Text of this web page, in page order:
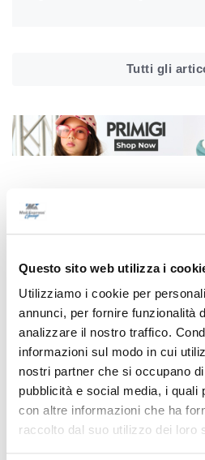
Questo sito web utilizza i
Utilizziamo i cookie per
annunci, per fornire funzionalità
analizzare il nostro traffico.
informazioni sul modo in cui
nostri partner che si occupano
pubblicità e social media, i quali
con altre informazioni che ha
raccolto dal suo utilizzo dei loro
Tutti gli
Correlati